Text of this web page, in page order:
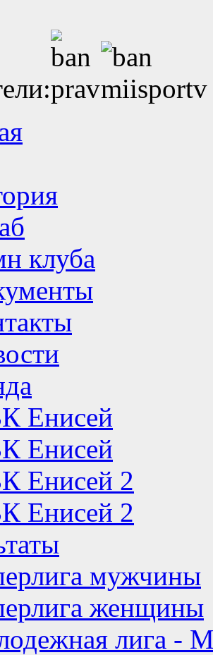
клуба
Енисей
Енисей
Енисей 2
Енисей 2
мужчины
женщины
лига -